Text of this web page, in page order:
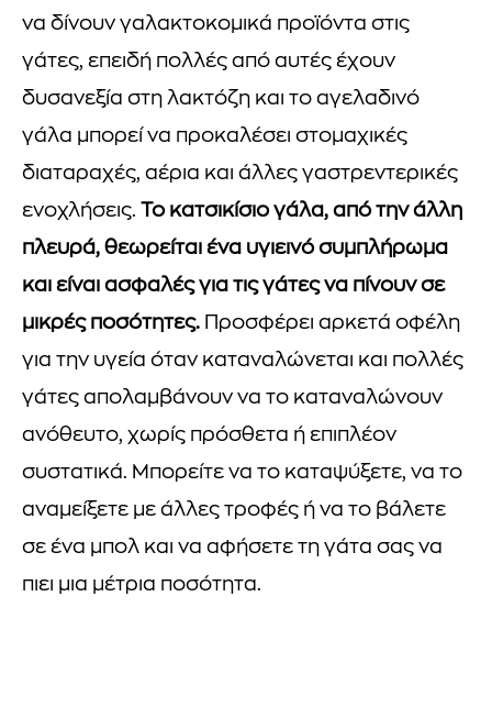
να δίνουν γαλακτοκομικά προϊόντα στις
γάτες, επειδή πολλές από αυτές έχουν
δυσανεξία στη λακτόζη και το αγελαδινό
γάλα μπορεί να προκαλέσει στομαχικές
διαταραχές, αέρια και άλλες γαστρεντερικές
ενοχλήσεις. Το κατσικίσιο γάλα, από την άλλη
πλευρά, θεωρείται ένα υγιεινό συμπλήρωμα
και είναι ασφαλές για τις γάτες να πίνουν σε
μικρές ποσότητες. Προσφέρει αρκετά οφέλη
για την υγεία όταν καταναλώνεται και πολλές
γάτες απολαμβάνουν να το καταναλώνουν
ανόθευτο, χωρίς πρόσθετα ή επιπλέον
συστατικά. Μπορείτε να το καταψύξετε, να το
αναμείξετε με άλλες τροφές ή να το βάλετε
σε ένα μπολ και να αφήσετε τη γάτα σας να
πιει μια μέτρια ποσότητα.